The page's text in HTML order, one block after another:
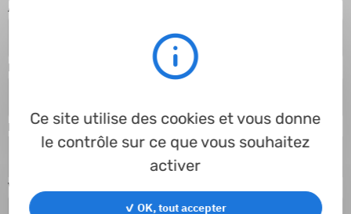
Agence
Prénom
E-mail *
Votre référence de demande
Ce site utilise des cookies et vous donne
le contrôle sur ce que vous souhaitez
activer
✓ OK, tout accepter